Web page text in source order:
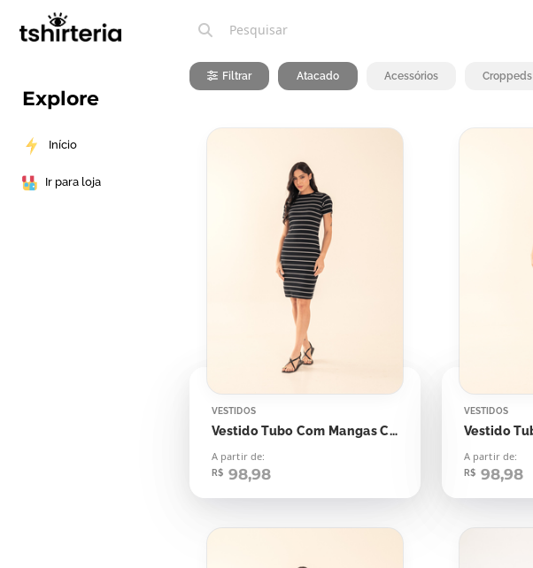
Explore
Início
Ir para loja
Filtrar Atacado Acessórios Croppeds
VESTIDOS
Vestido Tubo Com Mangas Canelado Preto Listras Off
A partir de:
R$ 98,98
VESTIDOS
A partir de:
R$ 98,98